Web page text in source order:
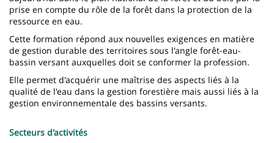
prise en compte du rôle de la forêt dans la protection de la
ressource en eau.
Cette formation répond aux nouvelles exigences en matière
de gestion durable des territoires sous l'angle forêt-eau-
bassin versant auxquelles doit se conformer la profession.
Elle permet d'acquérir une maîtrise des aspects liés à la
qualité de l'eau dans la gestion forestière mais aussi liés à la
gestion environnementale des bassins versants.
Secteurs d'activités